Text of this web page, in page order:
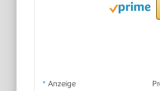
* Anzeige